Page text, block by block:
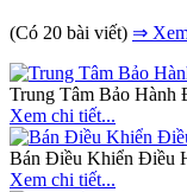
(Có 20 bài viết) ⇒
Trung Tâm Bảo
Xem chi tiết...
Bán Điều Khiển Điều
Xem chi tiết...